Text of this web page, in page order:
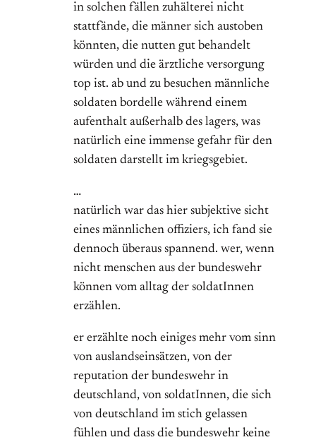
in solchen fällen zuhälterei nicht
stattfände, die männer sich austoben
könnten, die nutten gut behandelt
würden und die ärztliche versorgung
top ist. ab und zu besuchen männliche
soldaten bordelle während einem
aufenthalt außerhalb des lagers, was
natürlich eine immense gefahr für den
soldaten darstellt im kriegsgebiet.
…
natürlich war das hier subjektive sicht
eines männlichen offiziers, ich fand sie
dennoch überaus spannend. wer, wenn
nicht menschen aus der bundeswehr
können vom alltag der soldatInnen
erzählen.
er erzählte noch einiges mehr vom sinn
von auslandseinsätzen, von der
reputation der bundeswehr in
deutschland, von soldatInnen, die sich
von deutschland im stich gelassen
fühlen und dass die bundeswehr keine